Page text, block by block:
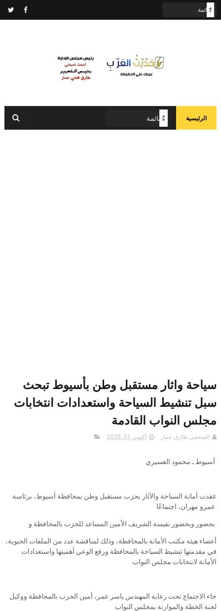
الرئيسية
سياحة واثار مستقبل وطن بأسيوط تبحث
سبل تنشيط السياحة واستعدادات انتخابات
مجلس النواب القادمة
الصحفي طارق عمار أكتوبر 01, 2025
أسيوط ـ محمود العسيري
عقدت أمانة السباحة والآثار بحزب مستقبل وطن بمحافظة أسيوط، برئاسة
عمرو مهران، اجتماعًا
بحضور وبحضور نفيسة الشريف الأمين المساعد للحزب بالمحافظة و
أعضاء هيئة مكتب الأمانة بالمحافظة، وذلك لمناقشة عدد من الملفات الحيوية،
في مقدمتها تنشيط السياحة بالمحافظة ورفع الوعي أهميتها واستعدادات
الأمانة لانتخابات مجلس النواب
جاء الاجتماع تحت رعاية المهندس ياسر عمر، أمين الحزب بالمحافظة ووكيل
لجنة الخطة والموازنة بمجلس النواب